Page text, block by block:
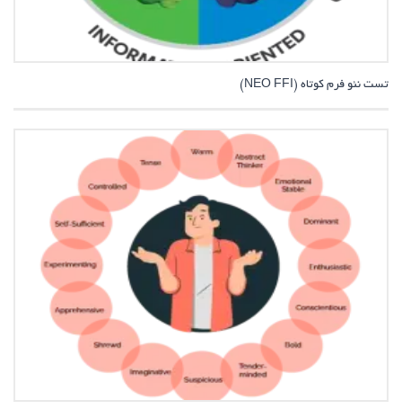
تست نئو فرم کوتاه (NEO FFI)